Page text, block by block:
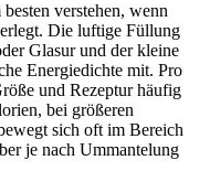
verstehen, wenn
Die luftige Füllung
Glasur und der kleine
Energiedichte mit. Pro
und Rezeptur häufig
bei größeren
sich oft im Bereich
je nach Ummantelung